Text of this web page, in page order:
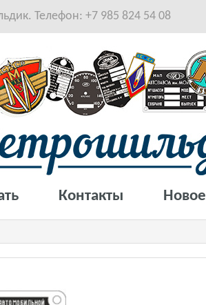
Телефон: +7 985 824 54 08
Контакты Новое